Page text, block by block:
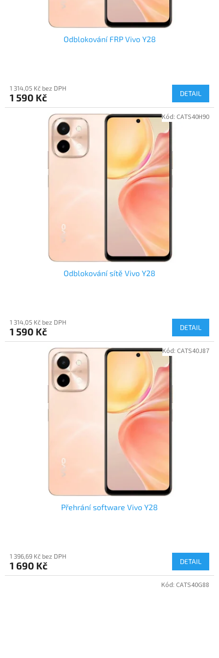
Odblokování FRP Vivo Y28
1 314,05 Kč bez DPH
1 590 Kč DETAIL
Odblokování sítě Vivo Y28
1 314,05 Kč bez DPH
1 590 Kč DETAIL
Kód: CATS40H90
Přehrání software Vivo Y28
1 396,69 Kč bez DPH
1 690 Kč DETAIL
Kód: CATS40J87
Kód: CATS40G88